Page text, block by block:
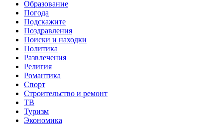
Образование
Погода
Подскажите
Поздравления
Поиски и находки
Политика
Развлечения
Религия
Романтика
Спорт
Строительство и ремонт
ТВ
Туризм
Экономика